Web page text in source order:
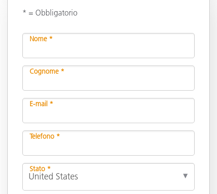
* = Obbligatorio
Nome *
Cognome *
E-mail *
Telefono *
Stato *